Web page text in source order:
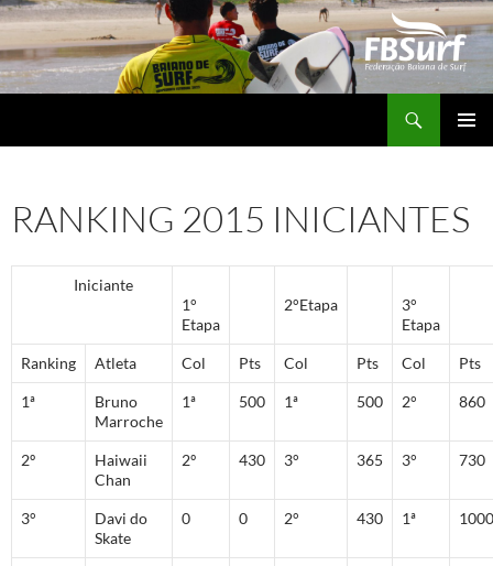
Pular
o
conteúdo
RANKING 2015 INICIANTES
Iniciante
1°
Etapa
2°Etapa
3°
Etapa
Ranking Atleta Col Pts Col Pts Col Pts
1ª
Bruno
Marroche
1ª 500 1ª 500 2° 860
2º
Haiwaii
Chan
2º 430 3° 365 3° 730
3°
Davi do
Skate
0 0 2° 430 1ª 1000